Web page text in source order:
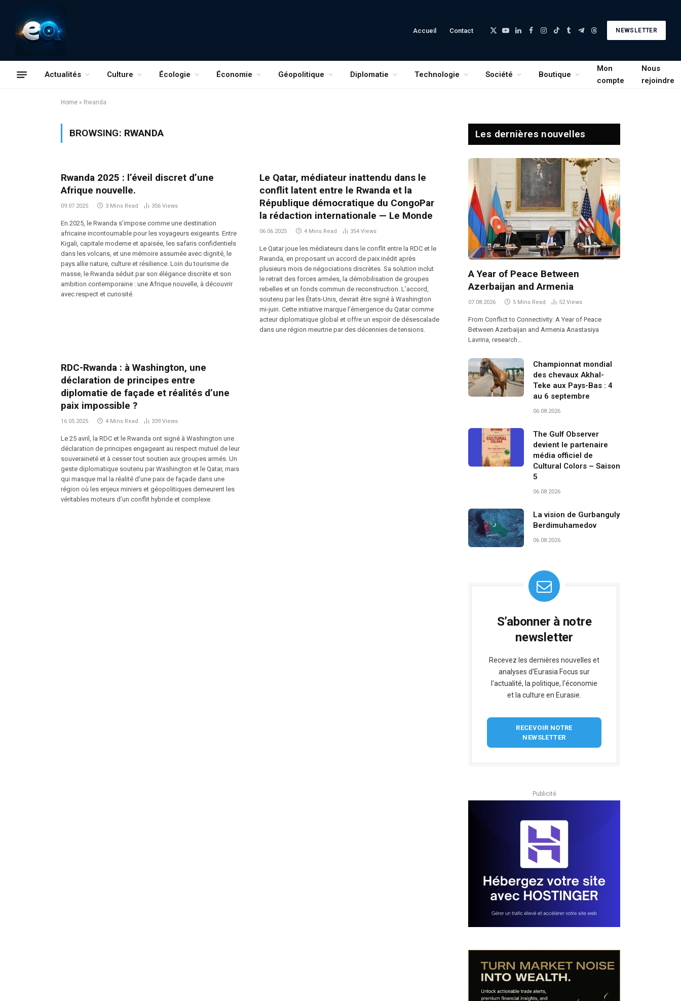
Accueil Contact
X
YouTube
LinkedInFacebook
Instagram
TikTokTumblrTelegramThreads
NEWSLETTER
Actualités Culture Écologie Économie Géopolitique Diplomatie Technologie Société Boutique
Mon
compte
Nous
rejoindre
Home » Rwanda
BROWSING: RWANDA
Rwanda 2025 : l’éveil discret d’une
Afrique nouvelle.
09.07.2025 3 Mins Read 356 Views
En 2025, le Rwanda s’impose comme une destination
africaine incontournable pour les voyageurs exigeants. Entre
Kigali, capitale moderne et apaisée, les safaris confidentiels
dans les volcans, et une mémoire assumée avec dignité, le
pays allie nature, culture et résilience. Loin du tourisme de
masse, le Rwanda séduit par son élégance discrète et son
ambition contemporaine : une Afrique nouvelle, à découvrir
avec respect et curiosité.
Le Qatar, médiateur inattendu dans le
conflit latent entre le Rwanda et la
République démocratique du CongoPar
la rédaction internationale — Le Monde
06.06.2025 4 Mins Read 354 Views
Le Qatar joue les médiateurs dans le conflit entre la RDC et le
Rwanda, en proposant un accord de paix inédit après
plusieurs mois de négociations discrètes. Sa solution inclut
le retrait des forces armées, la démobilisation de groupes
rebelles et un fonds commun de reconstruction. L’accord,
soutenu par les États-Unis, devrait être signé à Washington
mi-juin. Cette initiative marque l’émergence du Qatar comme
acteur diplomatique global et offre un espoir de désescalade
dans une région meurtrie par des décennies de tensions.
RDC-Rwanda : à Washington, une
déclaration de principes entre
diplomatie de façade et réalités d’une
paix impossible ?
16.05.2025 4 Mins Read 339 Views
Le 25 avril, la RDC et le Rwanda ont signé à Washington une
déclaration de principes engageant au respect mutuel de leur
souveraineté et à cesser tout soutien aux groupes armés. Un
geste diplomatique soutenu par Washington et le Qatar, mais
qui masque mal la réalité d’une paix de façade dans une
région où les enjeux miniers et géopolitiques demeurent les
véritables moteurs d’un conflit hybride et complexe.
Les dernières nouvelles
A Year of Peace Between
Azerbaijan and Armenia
07.08.2026 5 Mins Read 52Views
From Conflict to Connectivity: A Year of Peace
Between Azerbaijan and Armenia Anastasiya
Lavrina, research…
Championnat mondial
des chevaux Akhal-
Teke aux Pays-Bas : 4
au 6 septembre
06.08.2026
The Gulf Observer
devient le partenaire
média officiel de
Cultural Colors – Saison
5
06.08.2026
La vision de Gurbanguly
Berdimuhamedov
06.08.2026
S’abonner à notre
newsletter
Recevez les dernières nouvelles et
analyses d'Eurasia Focus sur
l'actualité, la politique, l'économie
et la culture en Eurasie.
RECEVOIR NOTRE
NEWSLETTER
Publicité